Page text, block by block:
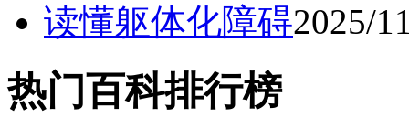
读懂躯体化障碍2025/
热门百科排行榜